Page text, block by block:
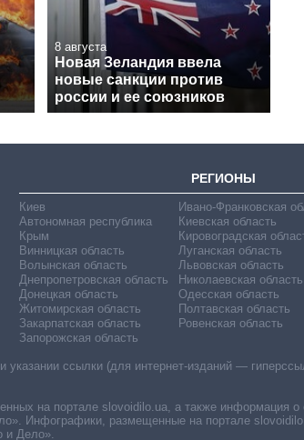
8 августа
Новая Зеландия ввела
новые санкции против
россии и ее союзников
РЕГИОНЫ
Киев
Автономная республика
Крым
Винницкая область
Волынская область
Днепропетровская область
Донецкая область
Житомирская область
Закарпатская область
Запорожская область
Ивано-Франковская
Киевская область
Кировоградская
Луганская область
Львовская область
Николаевская область
Одесская область
Полтавская область
Ровенская область
ссылки (для интернет-изданий —
на портале slovoidilo.ua, а также информация о
Инфографики, размещенные на портале
и Дело».